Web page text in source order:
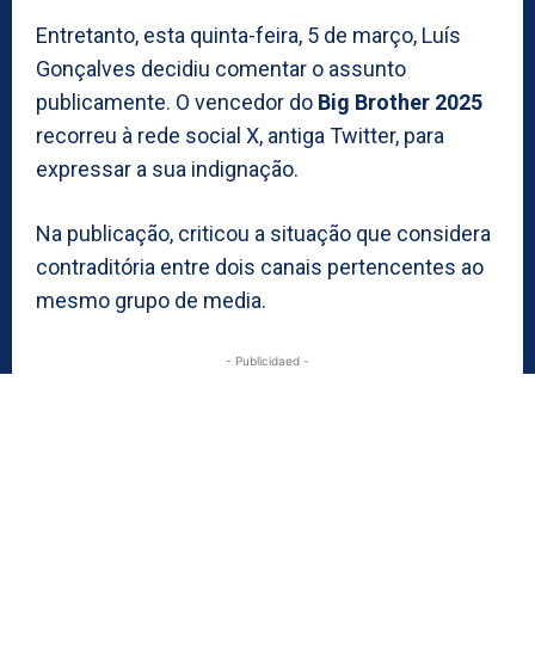
Entretanto, esta quinta-feira, 5 de março, Luís
Gonçalves decidiu comentar o assunto
publicamente. O vencedor do Big Brother 2025
recorreu à rede social X, antiga Twitter, para
expressar a sua indignação.
Na publicação, criticou a situação que considera
contraditória entre dois canais pertencentes ao
mesmo grupo de media.
- Publicidaed -